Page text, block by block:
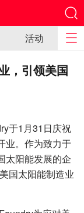
活动
，引领美国
于1月31日庆祝
业。作为致力于
太阳能发展的企
国太阳能制造业